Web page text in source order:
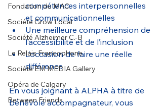
Fondation du MAC
Société Grow Local
Société Alzheimer C.-B
Le Relais Francophone
Société EM MEDIA Gallery
Opéra de Calgary
Between Friends
compétences interpersonnelles
et communicationnelles
Une meilleure compréhension de
l’accessibilité et de l’inclusion
L’occasion de faire une réelle
différence
En vous joignant à ALPHA à titre de
bénévole accompagnateur, vous